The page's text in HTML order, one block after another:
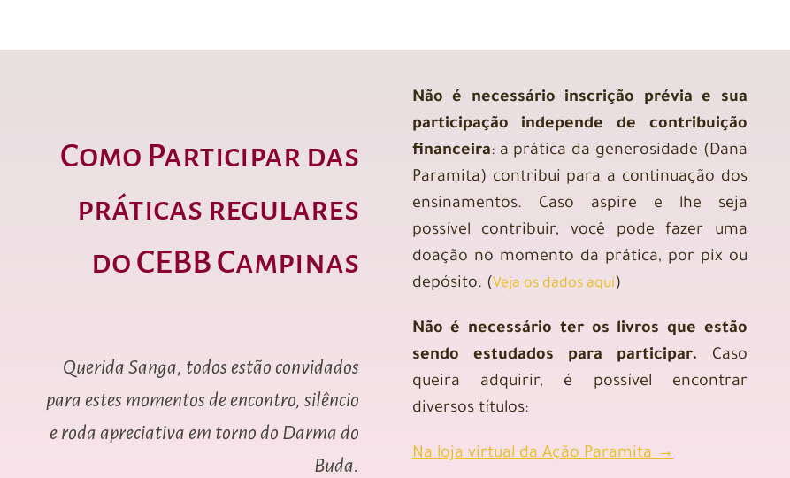
Como Participar das
práticas regulares
do CEBB Campinas
Querida Sanga, todos estão convidados
para estes momentos de encontro, silêncio
e roda apreciativa em torno do Darma do
Buda.
Não é necessário inscrição prévia e sua
participação independe de contribuição
financeira: a prática da generosidade (Dana
Paramita) contribui para a continuação dos
ensinamentos. Caso aspire e lhe seja
possível contribuir, você pode fazer uma
doação no momento da prática, por pix ou
depósito. (Veja os dados aqui)
Não é necessário ter os livros que estão
sendo estudados para participar. Caso
queira adquirir, é possível encontrar
diversos títulos:
Na loja virtual da Ação Paramita →